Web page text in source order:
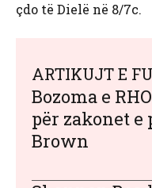
çdo të Dielë në 8/7c.
ARTIKUJT E
Bozoma e
për zakonet e
Brown